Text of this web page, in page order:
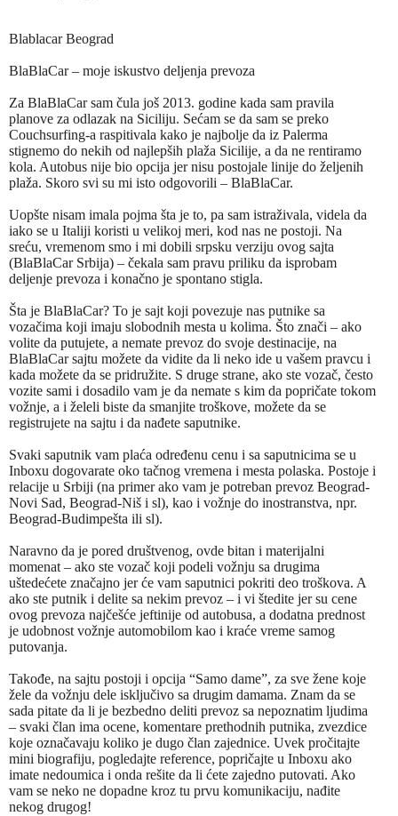
Blablacar Beograd
BlaBlaCar – moje iskustvo deljenja prevoza
Za BlaBlaCar sam čula još 2013. godine kada sam pravila
planove za odlazak na Siciliju. Sećam se da sam se preko
Couchsurfing-a raspitivala kako je najbolje da iz Palerma
stignemo do nekih od najlepših plaža Sicilije, a da ne rentiramo
kola. Autobus nije bio opcija jer nisu postojale linije do željenih
plaža. Skoro svi su mi isto odgovorili – BlaBlaCar.
Uopšte nisam imala pojma šta je to, pa sam istraživala, videla da
iako se u Italiji koristi u velikoj meri, kod nas ne postoji. Na
sreću, vremenom smo i mi dobili srpsku verziju ovog sajta
(BlaBlaCar Srbija) – čekala sam pravu priliku da isprobam
deljenje prevoza i konačno je spontano stigla.
Šta je BlaBlaCar? To je sajt koji povezuje nas putnike sa
vozačima koji imaju slobodnih mesta u kolima. Što znači – ako
volite da putujete, a nemate prevoz do svoje destinacije, na
BlaBlaCar sajtu možete da vidite da li neko ide u vašem pravcu i
kada možete da se pridružite. S druge strane, ako ste vozač, često
vozite sami i dosadilo vam je da nemate s kim da popričate tokom
vožnje, a i želeli biste da smanjite troškove, možete da se
registrujete na sajtu i da nađete saputnike.
Svaki saputnik vam plaća određenu cenu i sa saputnicima se u
Inboxu dogovarate oko tačnog vremena i mesta polaska. Postoje i
relacije u Srbiji (na primer ako vam je potreban prevoz Beograd-
Novi Sad, Beograd-Niš i sl), kao i vožnje do inostranstva, npr.
Beograd-Budimpešta ili sl).
Naravno da je pored društvenog, ovde bitan i materijalni
momenat – ako ste vozač koji podeli vožnju sa drugima
uštedećete značajno jer će vam saputnici pokriti deo troškova. A
ako ste putnik i delite sa nekim prevoz – i vi štedite jer su cene
ovog prevoza najčešće jeftinije od autobusa, a dodatna prednost
je udobnost vožnje automobilom kao i kraće vreme samog
putovanja.
Takođe, na sajtu postoji i opcija “Samo dame”, za sve žene koje
žele da vožnju dele isključivo sa drugim damama. Znam da se
sada pitate da li je bezbedno deliti prevoz sa nepoznatim ljudima
– svaki član ima ocene, komentare prethodnih putnika, zvezdice
koje označavaju koliko je dugo član zajednice. Uvek pročitajte
mini biografiju, pogledajte reference, popričajte u Inboxu ako
imate nedoumica i onda rešite da li ćete zajedno putovati. Ako
vam se neko ne dopadne kroz tu prvu komunikaciju, nađite
nekog drugog!